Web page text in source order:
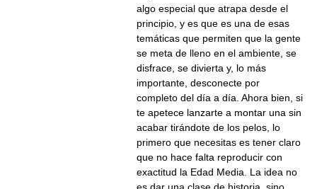
algo especial que atrapa desde el
principio, y es que es una de esas
temáticas que permiten que la gente
se meta de lleno en el ambiente, se
disfrace, se divierta y, lo más
importante, desconecte por
completo del día a día. Ahora bien, si
te apetece lanzarte a montar una sin
acabar tirándote de los pelos, lo
primero que necesitas es tener claro
que no hace falta reproducir con
exactitud la Edad Media. La idea no
es dar una clase de historia, sino